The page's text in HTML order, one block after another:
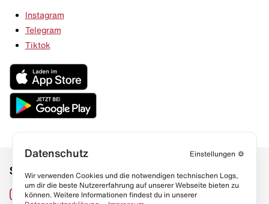
Instagram
Telegram
Tiktok
Social Media
Instagram
Links
Sneaker Lexikon
Datenschutz Einstellungen ⚙️
Wir verwenden Cookies und die notwendigen technischen Logs,
um dir die beste Nutzererfahrung auf unserer Webseite bieten zu
können. Weitere Informationen findest du in unserer